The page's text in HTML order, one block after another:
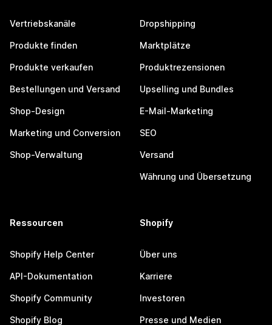
Vertriebskanäle
Produkte finden
Produkte verkaufen
Bestellungen und Versand
Shop-Design
Marketing und Conversion
Shop-Verwaltung
Dropshipping
Marktplätze
Produktrezensionen
Upselling und Bundles
E-Mail-Marketing
SEO
Versand
Währung und Übersetzung
Ressourcen
Shopify Help Center
API-Dokumentation
Shopify Community
Shopify Blog
Shopify
Über uns
Karriere
Investoren
Presse und Medien